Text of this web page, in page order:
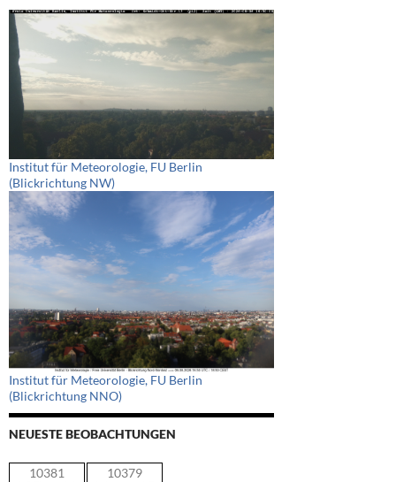
Institut für Meteorologie, FU Berlin
(Blickrichtung NW)
Institut für Meteorologie, FU Berlin
(Blickrichtung NNO)
NEUESTE BEOBACHTUNGEN
10381 10379